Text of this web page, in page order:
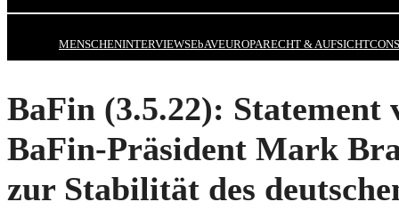
MENSCHENINTERVIEWSEbAVEUROPARECHT & AUFSICHT
BaFin (3.5.22): Statement
BaFin-Präsident Mark
zur Stabilität des